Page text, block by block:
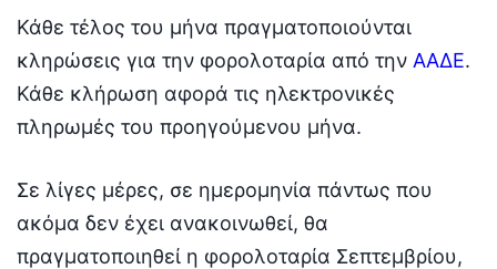
Κάθε τέλος του μήνα πραγματοποιούνται
κληρώσεις για την φορολοταρία από την ΑΑΔΕ.
Κάθε κλήρωση αφορά τις ηλεκτρονικές
πληρωμές του προηγούμενου μήνα.
Σε λίγες μέρες, σε ημερομηνία πάντως που
ακόμα δεν έχει ανακοινωθεί, θα
πραγματοποιηθεί η φορολοταρία Σεπτεμβρίου,